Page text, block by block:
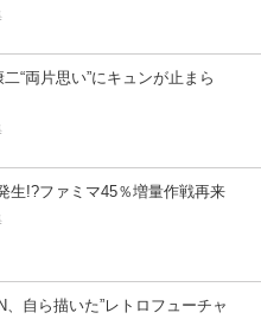
“両片思い”にキュンが止まら
生!?ファミマ45％増量作戦再来
自ら描いた”レトロフューチャ